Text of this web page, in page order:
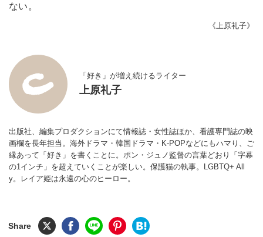
ない。
《上原礼子》
「好き」が増え続けるライター
上原礼子
出版社、編集プロダクションにて情報誌・女性誌ほか、看護専門誌の映
画欄を長年担当。海外ドラマ・韓国ドラマ・K-POPなどにもハマり、ご
縁あって「好き」を書くことに。ポン・ジュノ監督の言葉どおり「字幕
の1インチ」を超えていくことが楽しい。保護猫の執事。LGBTQ+ All
y。レイア姫は永遠の心のヒーロー。